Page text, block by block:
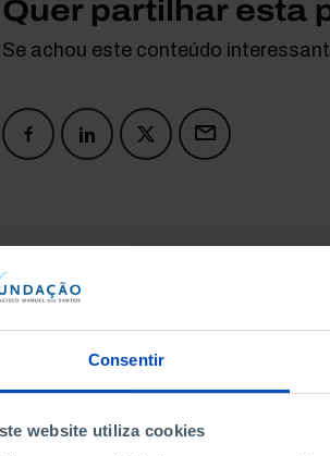
Consentir
website utiliza cookies
Quer partilhar esta
Se achou este conteúdo